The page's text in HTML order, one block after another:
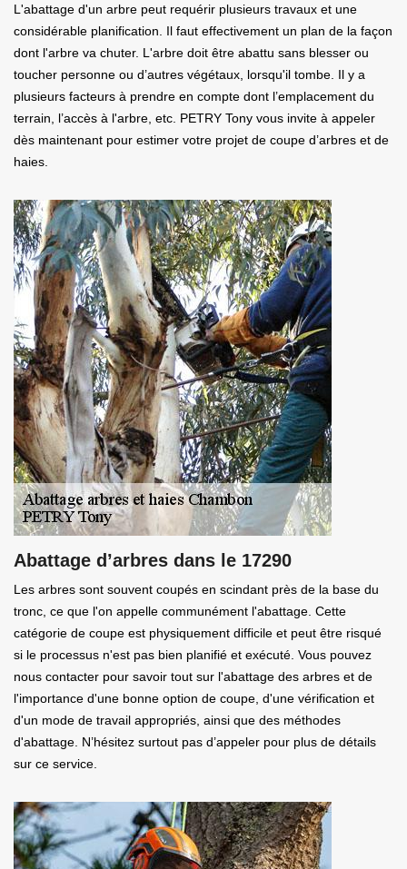
L'abattage d'un arbre peut requérir plusieurs travaux et une
considérable planification. Il faut effectivement un plan de la façon
dont l'arbre va chuter. L'arbre doit être abattu sans blesser ou
toucher personne ou d’autres végétaux, lorsqu'il tombe. Il y a
plusieurs facteurs à prendre en compte dont l’emplacement du
terrain, l’accès à l'arbre, etc. PETRY Tony vous invite à appeler
dès maintenant pour estimer votre projet de coupe d’arbres et de
haies.
Abattage d’arbres dans le 17290
Les arbres sont souvent coupés en scindant près de la base du
tronc, ce que l'on appelle communément l'abattage. Cette
catégorie de coupe est physiquement difficile et peut être risqué
si le processus n'est pas bien planifié et exécuté. Vous pouvez
nous contacter pour savoir tout sur l'abattage des arbres et de
l'importance d'une bonne option de coupe, d'une vérification et
d'un mode de travail appropriés, ainsi que des méthodes
d'abattage. N’hésitez surtout pas d’appeler pour plus de détails
sur ce service.